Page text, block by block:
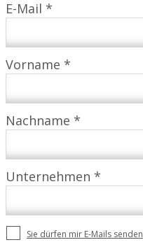
E-Mail *
Vorname *
Nachname *
Unternehmen *
Sie dürfen mir E-Mails senden